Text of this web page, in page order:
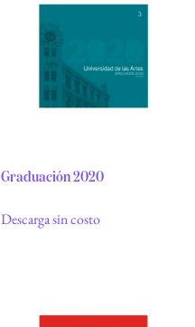
Graduación 2020
Descarga sin costo